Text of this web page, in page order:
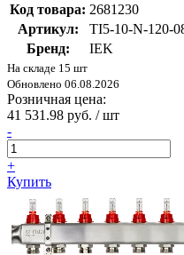
Код товара: 2681230
Артикул:
TI5-10-N-120-
Бренд:
IEK
На складе 15 шт
Обновлено 06.08.2026
Розничная цена:
41 531.98 руб. / шт
-
+
Купить